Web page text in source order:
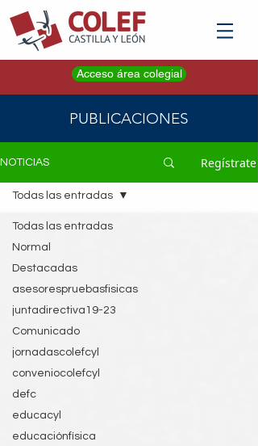
Acceso área colegial
PUBLICACIONES
NOTICIAS Regístrate
Todas las entradas
Normal
Destacadas
asesorespruebasfisicas
juntadirectiva19-23
Comunicado
jornadascolefcyl
conveniocolefcyl
defc
educacyl
educaciónfísica
Todas las entradas